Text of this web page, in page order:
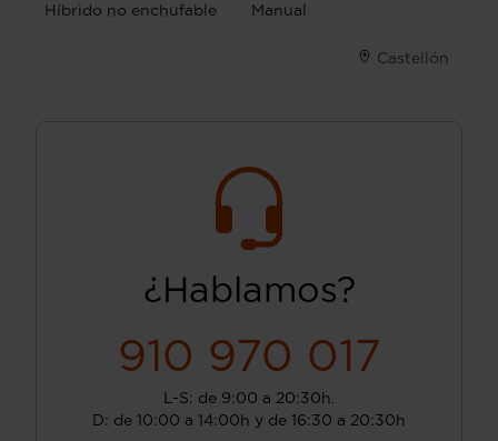
Híbrido no enchufable
Manual
Castellón
¿Hablamos?
910 970 017
L-S: de 9:00 a 20:30h.
D: de 10:00 a 14:00h y de 16:30 a 20:30h